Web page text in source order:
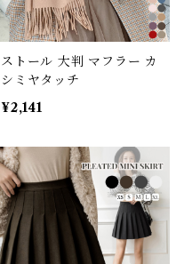
ストール 大判 マフラー カ
シミヤタッチ
¥2,141